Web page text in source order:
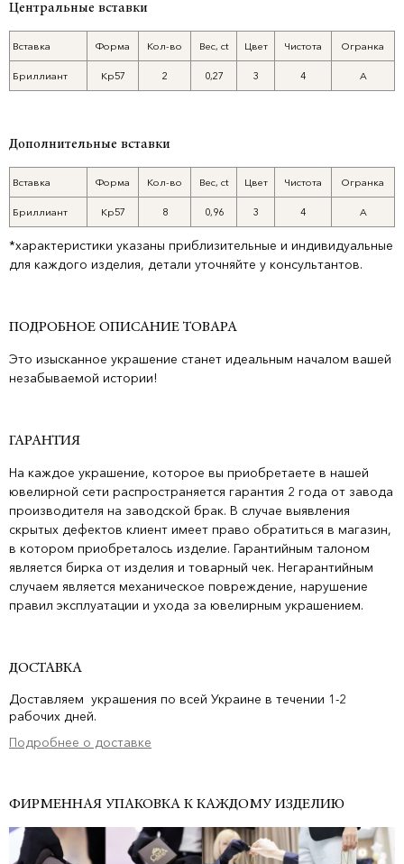
Центральные вставки
Вставка Форма Кол-во Вес, ct Цвет Чистота Огранка
Бриллиант Кр57 2 0,27 3 4 А
Дополнительные вставки
Вставка Форма Кол-во Вес, ct Цвет Чистота Огранка
Бриллиант Кр57 8 0,96 3 4 А
*характеристики указаны приблизительные и индивидуальные
для каждого изделия, детали уточняйте у консультантов.
ПОДРОБНОЕ ОПИСАНИЕ ТОВАРА
Это изысканное украшение станет идеальным началом вашей
незабываемой истории!
ГАРАНТИЯ
На каждое украшение, которое вы приобретаете в нашей
ювелирной сети распространяется гарантия 2 года от завода
производителя на заводской брак. В случае выявления
скрытых дефектов клиент имеет право обратиться в магазин,
в котором приобреталось изделие. Гарантийным талоном
является бирка от изделия и товарный чек. Негарантийным
случаем является механическое повреждение, нарушение
правил эксплуатации и ухода за ювелирным украшением.
ДОСТАВКА
Доставляем украшения по всей Украине в течении 1-2
рабочих дней.
Подробнее о доставке
ФИРМЕННАЯ УПАКОВКА К КАЖДОМУ ИЗДЕЛИЮ